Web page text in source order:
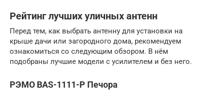
Рейтинг лучших уличных антенн
Перед тем, как выбрать антенну для установки на
крыше дачи или загородного дома, рекомендуем
ознакомиться со следующим обзором. В нём
подобраны лучшие модели с усилителем и без него.
РЭМО BAS-1111-P Печора